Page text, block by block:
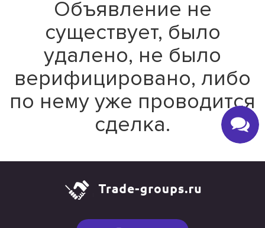
Объявление не
существует, было
удалено, не было
верифицировано, либо
по нему уже проводится
сделка.